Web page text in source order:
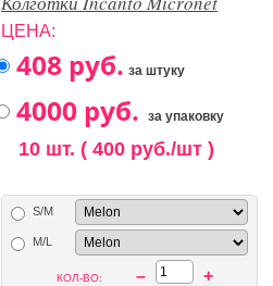
ЦЕНА:
за штуку
за упаковку
10 шт. ( 400 руб./шт )
S/M
M/L
КОЛ-ВО: – +